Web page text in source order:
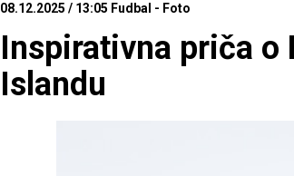
08.12.2025 / 13:05 Fudbal - Foto
Inspirativna priča o
Islandu